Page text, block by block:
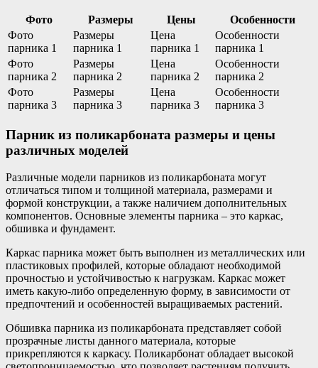
Фото Размеры Цены
Особенности
Фото
парника 1
Размеры
парника 1
Цена
парника 1
Особенности
парника 1
Фото
парника 2
Размеры
парника 2
Цена
парника 2
Особенности
парника 2
Фото
парника 3
Размеры
парника 3
Цена
парника 3
Особенности
парника 3
Парник из поликарбоната размеры и цены
различных моделей
Различные модели парников из поликарбоната могут
отличаться типом и толщиной материала, размерами и
формой конструкции, а также наличием дополнительных
компонентов. Основные элементы парника – это каркас,
обшивка и фундамент.
Каркас парника может быть выполнен из металлических или
пластиковых профилей, которые обладают необходимой
прочностью и устойчивостью к нагрузкам. Каркас может
иметь какую-либо определенную форму, в зависимости от
предпочтений и особенностей выращиваемых растений.
Обшивка парника из поликарбоната представляет собой
прозрачные листы данного материала, которые
прикрепляются к каркасу. Поликарбонат обладает высокой